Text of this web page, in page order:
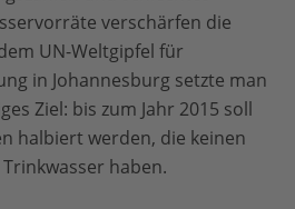
verschärfen die
UN-Weltgipfel für
in Johannesburg setzte man
Ziel: bis zum Jahr 2015 soll
halbiert werden, die keinen
haben.